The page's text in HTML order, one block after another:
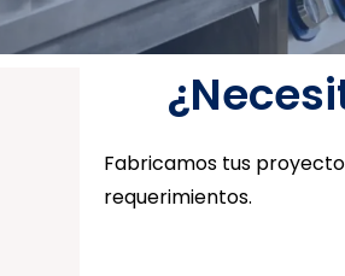
Fabricamos tus
requerimientos.